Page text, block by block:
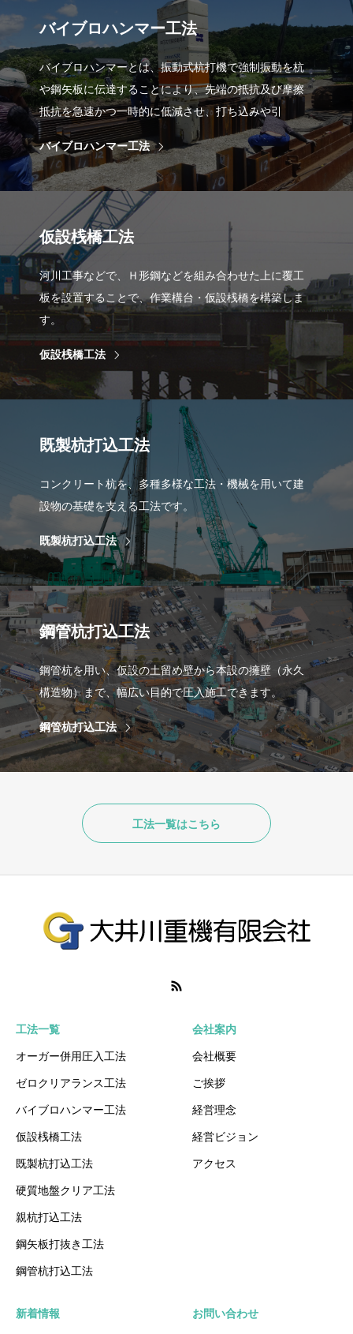
バイブロハンマー工法
バイブロハンマーとは、振動式杭打機で強制振動を杭
や鋼矢板に伝達することにより、先端の抵抗及び摩擦
抵抗を急速かつ一時的に低減させ、打ち込みや引
バイブロハンマー工法
仮設桟橋工法
河川工事などで、Ｈ形鋼などを組み合わせた上に覆工
板を設置することで、作業構台・仮設桟橋を構築しま
す。
仮設桟橋工法
既製杭打込工法
コンクリート杭を、多種多様な工法・機械を用いて建
設物の基礎を支える工法です。
既製杭打込工法
鋼管杭打込工法
鋼管杭を用い、仮設の土留め壁から本設の擁壁（永久
構造物）まで、幅広い目的で圧入施工できます。
鋼管杭打込工法
工法一覧はこちら
工法一覧
オーガー併用圧入工法
ゼロクリアランス工法
バイブロハンマー工法
仮設桟橋工法
既製杭打込工法
硬質地盤クリア工法
親杭打込工法
鋼矢板打抜き工法
鋼管杭打込工法
会社案内
会社概要
ご挨拶
経営理念
経営ビジョン
アクセス
新着情報 お問い合わせ